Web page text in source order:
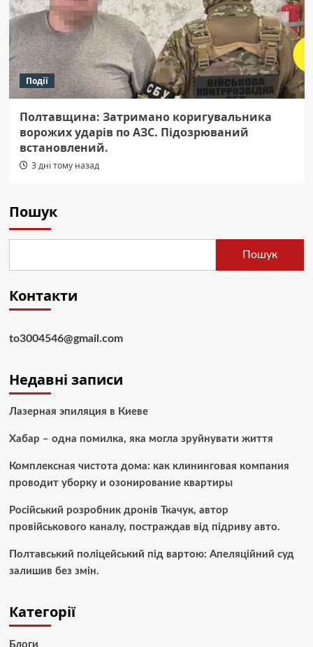
Події
Полтавщина: Затримано коригувальника
ворожих ударів по АЗС. Підозрюваний
встановлений.
3 дні тому назад
Пошук
Пошук
Контакти
to3004546@gmail.com
Недавні записи
Лазерная эпиляция в Киеве
Хабар – одна помилка, яка могла зруйнувати життя
Комплексная чистота дома: как клининговая компания
проводит уборку и озонирование квартиры
Російський розробник дронів Ткачук, автор
провійськового каналу, постраждав від підриву авто.
Полтавський поліцейський під вартою: Апеляційний суд
залишив без змін.
Категорії
Блоги